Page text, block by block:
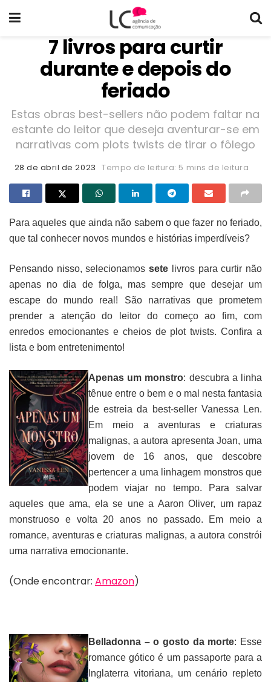
7 livros para curtir
durante e depois do
feriado
Estas obras best-sellers não podem faltar na
estante do leitor que deseja aventurar-se em
narrativas com plots twists de tirar o fôlego
28 de abril de 2023 Tempo de leitura: 5 mins de leitura
Para aqueles que ainda não sabem o que fazer no feriado,
que tal conhecer novos mundos e histórias imperdíveis?
Pensando nisso, selecionamossete livros para curtir não
apenas no dia de folga, mas sempre que desejar um
escape do mundo real! São narrativas que prometem
prender a atenção do leitor do começo ao fim, com
enredos emocionantes e cheios de plot twists. Confira a
lista e bom entretenimento!
Apenas um monstro: descubra a linha
tênue entre o bem e o mal nesta fantasia
de estreia da best-seller Vanessa Len.
Em meio a aventuras e criaturas
malignas, a autora apresenta Joan, uma
jovem de 16 anos, que descobre
pertencer a uma linhagem monstros que
podem viajar no tempo. Para salvar
aqueles que ama, ela se une a Aaron Oliver, um rapaz
monstruoso e volta 20 anos no passado. Em meio a
romance, aventuras e criaturas malignas, a autora constrói
uma narrativa emocionante.
(Onde encontrar: Amazon)
Belladonna – o gosto da morte: Esse
romance gótico é um passaporte para a
Inglaterra vitoriana, um cenário repleto